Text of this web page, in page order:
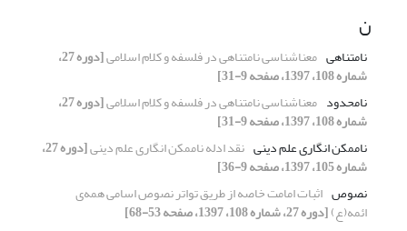
ن
نامتناهی معناشناسی نامتناهی در فلسفه و کلام اسلامی [دوره 27،
شماره 108، 1397، صفحه 9-31]
نامحدود معناشناسی نامتناهی در فلسفه و کلام اسلامی [دوره 27،
شماره 108، 1397، صفحه 9-31]
ناممکن انگاری علم دینی نقد ادله ناممکن انگاری علم دینی [دوره 27،
شماره 105، 1397، صفحه 9-36]
نصوص اثبات امامت خاصه از طریق تواتر نصوص اسامی همه‌ی
ائمه(ع)[دوره 27، شماره 108، 1397، صفحه 53-68]